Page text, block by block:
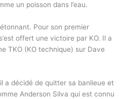
un poisson dans l’eau.
Pour son premier
offert une victoire par KO. Il a
TKO (KO technique) sur Dave
a décidé de quitter sa banlieue et
Anderson Silva qui est connu